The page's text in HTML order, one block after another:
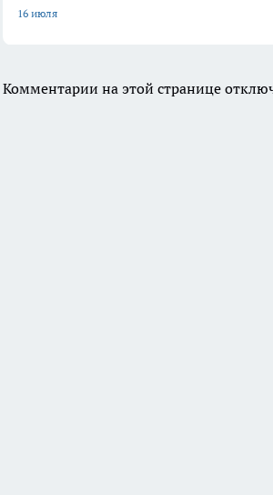
16 июля
Комментарии на этой странице